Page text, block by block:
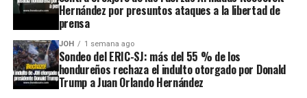
Hernández por presuntos ataques a la libertad de
prensa
JOH 1 semana ago
Sondeo del ERIC-SJ: más del 55 % de los
hondureños rechaza el indulto otorgado por Donald
Trump a Juan Orlando Hernández